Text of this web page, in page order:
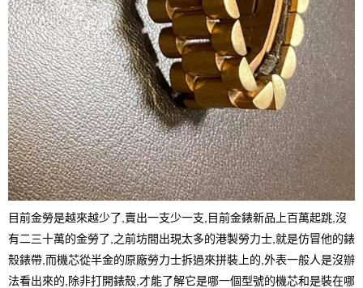
目前金勞是越來越少了,賣出一支少一支,目前金錶新品上百萬起跳,沒
有二三十萬的金勞了,之前坊間出現太多的港製勞力士,就是仿冒他的錶
殼錶帶,而機芯從半金的原廠勞力士拆過來拼裝上的,外表一般人是沒辦
法看出來的,除非打開錶殼,才能了解它是哪一個型號的機芯和是裝在哪